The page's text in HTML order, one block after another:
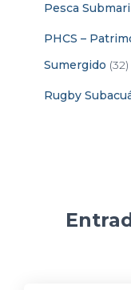
Pesca
PHCS –
Sumergido (32)
Rugby